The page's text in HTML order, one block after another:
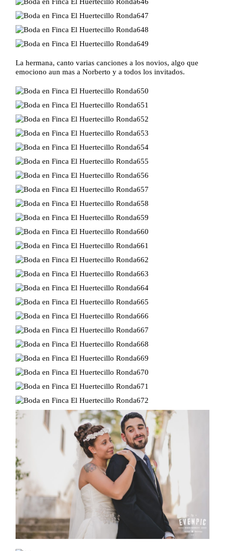
La hermana, canto varias canciones a los novios, algo que
emociono aun mas a Norberto y a todos los invitados.